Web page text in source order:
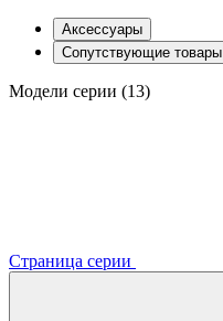
Аксессуары
Сопутствующие товары
Модели серии (13)
Страница серии